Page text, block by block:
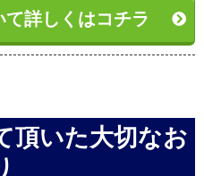
詳しくはコチラ
頂いた大切なお